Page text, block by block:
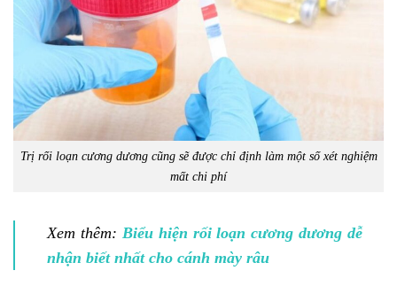
Trị rối loạn cương dương cũng sẽ được chỉ định làm một số xét nghiệm
mất chi phí
Xem thêm: Biểu hiện rối loạn cương dương dễ
nhận biết nhất cho cánh mày râu